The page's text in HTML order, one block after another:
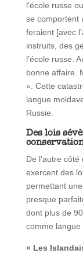
l’école russe
se comportent
feraient [avec
instruits, des
l’école russe.
bonne affaire.
». Cette
langue
Russie.
Des lois
De l’autre
exercent des
permettant
presque
dont plus de
comme langue
« Les